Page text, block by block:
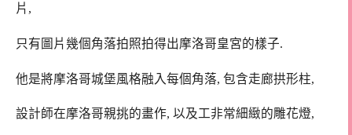
片,
只有圖片幾個角落拍照拍得出摩洛哥皇宮的樣子.
他是將摩洛哥城堡風格融入每個角落, 包含走廊拱形柱,
設計師在摩洛哥親挑的畫作, 以及工非常細緻的雕花燈,